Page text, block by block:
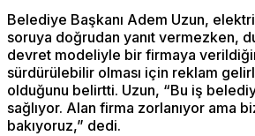
Belediye Başkanı Adem Uzun,
soruya doğrudan yanıt vermezken,
devret modeliyle bir firmaya
sürdürülebilir olması için reklam
olduğunu belirtti. Uzun, “Bu iş
sağlıyor. Alan firma zorlanıyor ama
bakıyoruz,” dedi.